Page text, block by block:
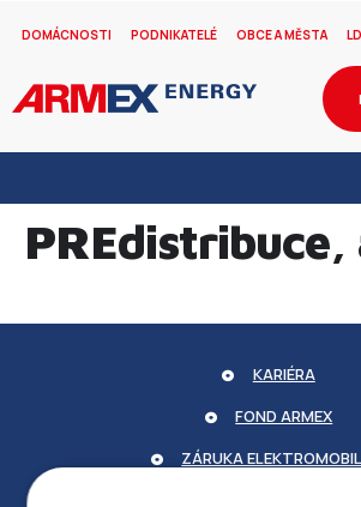
DOMÁCNOSTI PODNIKATELÉ OBCE A MĚSTA
PREdistribuce,
KARIÉRA
FOND ARMEX
ZÁRUKA